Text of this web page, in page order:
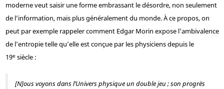
moderne veut saisir une forme embrassant le désordre, non seulement
de l’information, mais plus généralement du monde. À ce propos, on
peut par exemple rappeler comment Edgar Morin expose l’ambivalence
de l’entropie telle qu’elle est conçue par les physiciens depuis le
19e siècle :
[N]ous voyons dans l’Univers physique un double jeu ; son progrès